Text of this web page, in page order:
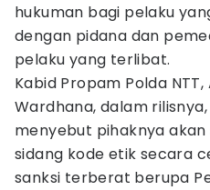
hukuman bagi pelaku
dengan pidana dan
pelaku yang terlibat.
Kabid Propam Polda
Wardhana, dalam
menyebut pihaknya
sidang kode etik secara
sanksi terberat berupa